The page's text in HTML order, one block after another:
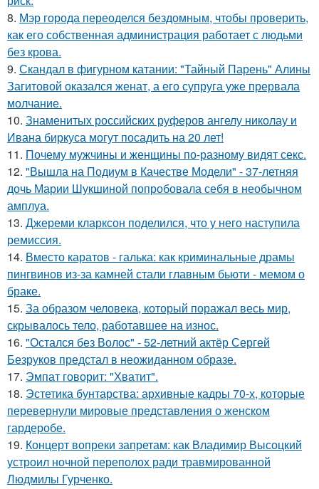
8. Мэр города переоделся бездомным, чтобы проверить,
как его собственная администрация работает с людьми
без крова.
9. Скандал в фигурном катании: "Тайный Парень" Алины
Загитовой оказался женат, а его супруга уже прервала
молчание.
10. Знаменитых российских руферов ангелу николау и
Ивана биркуса могут посадить на 20 лет!
11. Почему мужчины и женщины по-разному видят секс.
12. "Вышла на Подиум в Качестве Модели" - 37-летняя
дочь Марии Шукшиной попробовала себя в необычном
амплуа.
13. Джереми кларксон поделился, что у него наступила
ремиссия.
14. Вместо каратов - галька: как криминальные драмы
пингвинов из-за камней стали главным бьюти - мемом о
браке.
15. За образом человека, который поражал весь мир,
скрывалось тело, работавшее на износ.
16. "Остался без Волос" - 52-летний актёр Сергей
Безруков предстал в неожиданном образе.
17. Эмпат говорит: "Хватит".
18. Эстетика бунтарства: архивные кадры 70-х, которые
перевернули мировые представления о женском
гардеробе.
19. Концерт вопреки запретам: как Владимир Высоцкий
устроил ночной переполох ради травмированной
Людмилы Гурченко.